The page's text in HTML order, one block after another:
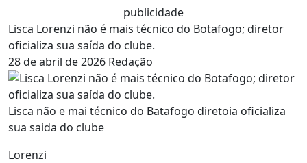
publicidade
Lisca Lorenzi não é mais técnico do Botafogo; diretor
oficializa sua saída do clube.
28 de abril de 2026 Redação
Lisca não e mai técnico do Batafogo diretoia oficializa
sua saida do clube
Lorenzi